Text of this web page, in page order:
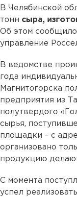
В Челябинской
тонн сыра,
Об этом
управление
В ведомстве
года
Магнитогорска
предприятия из
полутвердого
сырья,
площадки – с
организовано
продукцию
С момента
успел